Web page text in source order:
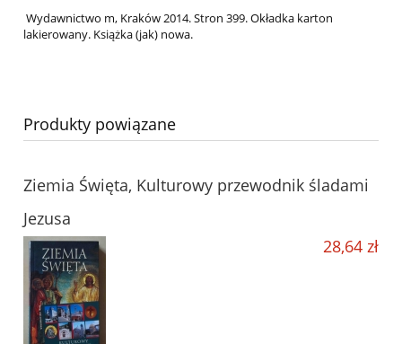
Wydawnictwo m, Kraków 2014. Stron 399. Okładka karton
lakierowany. Książka (jak) nowa.
Produkty powiązane
Ziemia Święta, Kulturowy przewodnik śladami
Jezusa
28,64 zł